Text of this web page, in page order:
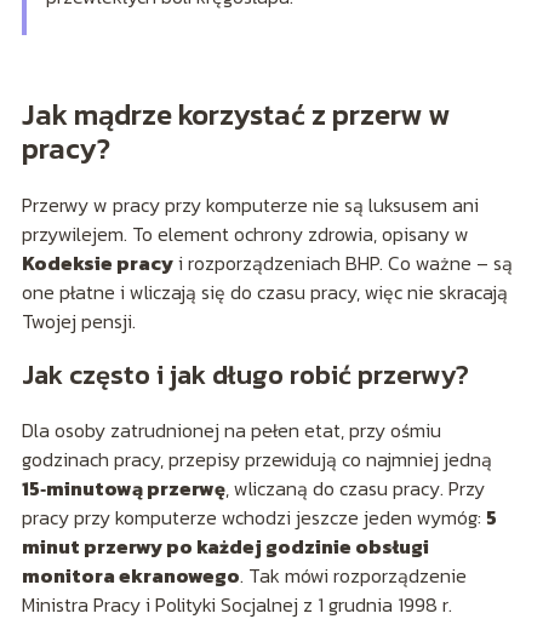
Jak mądrze korzystać z przerw w
pracy?
Przerwy w pracy przy komputerze nie są luksusem ani
przywilejem. To element ochrony zdrowia, opisany w
Kodeksie pracyi rozporządzeniach BHP. Co ważne – są
one płatne i wliczają się do czasu pracy, więc nie skracają
Twojej pensji.
Jak często i jak długo robić przerwy?
Dla osoby zatrudnionej na pełen etat, przy ośmiu
godzinach pracy, przepisy przewidują co najmniej jedną
15‑minutową przerwę, wliczaną do czasu pracy. Przy
pracy przy komputerze wchodzi jeszcze jeden wymóg: 5
minut przerwy po każdej godzinie obsługi
monitora ekranowego. Tak mówi rozporządzenie
Ministra Pracy i Polityki Socjalnej z 1 grudnia 1998 r.